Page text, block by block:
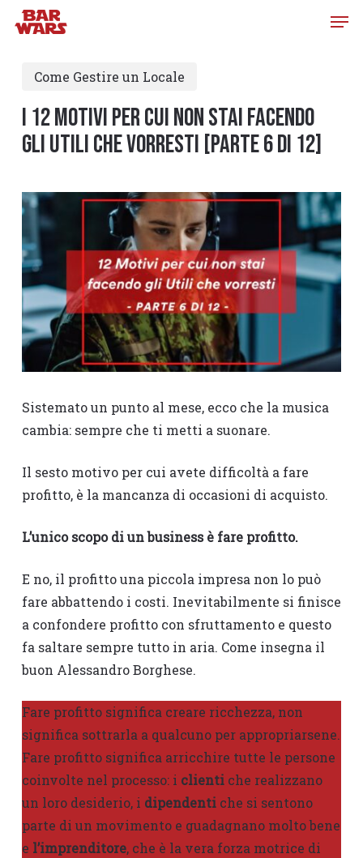
Skip
contentCome Gestire un Locale
I 12 MOTIVI PER CUI NON STAI FACENDO
GLI UTILI CHE VORRESTI [PARTE 6 di 12]
Sistemato un punto al mese, ecco che la musica
cambia: sempre che ti metti a suonare.
Il sesto motivo per cui avete difficoltà a fare
profitto, è la mancanza di occasioni di acquisto.
L’unico scopo di un business è fare profitto.
E no, il profitto una piccola impresa non lo può
fare abbattendo i costi. Inevitabilmente si finisce
a confondere profitto con sfruttamento e questo
fa saltare sempre tutto in aria. Come insegna il
buon Alessandro Borghese.
Fare profitto significa creare ricchezza, non
significa sottrarla a qualcuno per appropriarsene.
Fare profitto significa arricchire tutte le persone
coinvolte nel processo: i clientiche realizzano
un loro desiderio, i dipendentiche si sentono
parte di un movimento e guadagnano molto bene
e l’imprenditore, che è la vera forza motrice di